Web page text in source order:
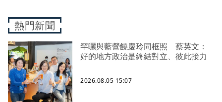
熱門新聞
罕曬與藍營饒慶玲同框照 蔡英文：
好的地方政治是終結對立、彼此接力
2026.08.05 15:07